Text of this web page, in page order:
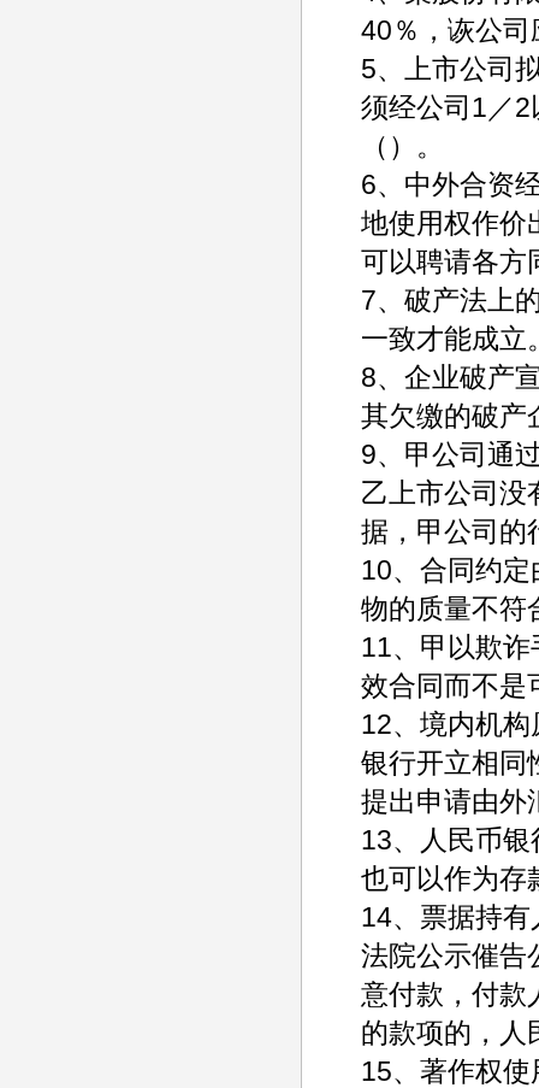
40％，诙公
5、上市公司
须经公司1／
（）。
6、中外合资
地使用权作价
可以聘请各方
7、破产法上
一致才能成立
8、企业破产
其欠缴的破产
9、甲公司通
乙上市公司没
据，甲公司的
10、合同约
物的质量不符
11、甲以欺
效合同而不是
12、境内机
银行开立相同
提出申请由外
13、人民币
也可以作为存
14、票据持
法院公示催告
意付款，付款
的款项的，人
15、著作权